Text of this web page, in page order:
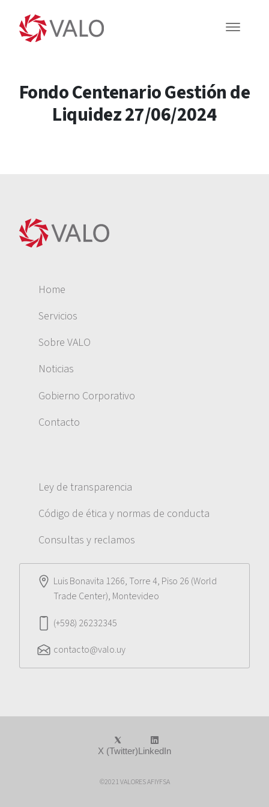
Fondo Centenario Gestión de
Liquidez 27/06/2024
Home
Servicios
Sobre VALO
Noticias
Gobierno Corporativo
Contacto
Ley de transparencia
Código de ética y normas de conducta
Consultas y reclamos
Luis Bonavita 1266, Torre 4, Piso 26 (World
Trade Center), Montevideo
(+598) 26232345
contacto@valo.uy
©2021 VALORES AFIYFSA
X (Twitter)LinkedIn